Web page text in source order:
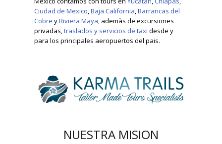
Ciudad de Mexico,Baja California,Barrancas del
Cobre yRiviera Maya, ademàs de excursiones
privadas,traslados y servicios de taxi desde y
para los principales aeropuertos del pais.
NUESTRA MISION